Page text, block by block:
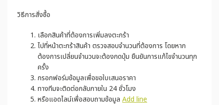
วิธีการสั่งซื้อ
เลือกสินค้าที่ต้องการเพิ่มลงตะกร้า
ไปที่หน้าตะกร้าสินค้า ตรวจสอบจำนวนที่ต้องการ โดยหาก
ต้องการเปลี่ยนจำนวนจะต้องกดปุ่ม ยืนยันการแก้ไขจำนวนทุก
ครั้ง
กรอกฟอร์มข้อมูลเพื่อขอใบเสนอราคา
ทางทีมจะติดต่อกลับภายใน 24 ชั่วโมง
หรือแอดไลน์เพื่อสอบถามข้อมูล Add line